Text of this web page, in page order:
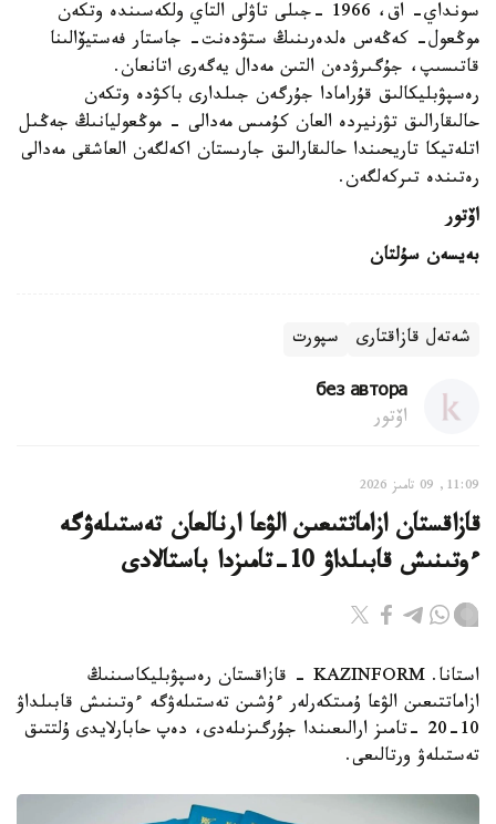
سونداي- اق، 1966 -جىلى تاۋلى التاي ولكەسىندە وتكەن
موڭعول- كەڭەس ەلدەرىنىڭ ستۋدەنت- جاستار فەستيۆالىنا
قاتىسىپ، جۇگىرۋدەن التىن مەدال يەگەرى اتانعان.
رەسپۋبليكالىق قۇرامادا جۇرگەن جىلدارى باكۋدە وتكەن
حالىقارالىق تۋرنيردە العان كۇمىس مەدالى - موڭعوليانىڭ جەڭىل
اتلەتيكا تاريحىندا حالىقارالىق جارىستان اكەلگەن العاشقى مەدالى
رەتىندە تىركەلگەن.
اۆتور
بەيسەن سۇلتان
شەتەل قازاقتارى سپورت
без автора
اۆتور
11:09, 09 تامىز 2026
قازاقستان ازاماتتىعىن الۋعا ارنالعان تەستىلەۋگە
ءوتىنىش قابىلداۋ 10-تامىزدا باستالادى
استانا. KAZINFORM - قازاقستان رەسپۋبليكاسىنىڭ
ازاماتتىعىن الۋعا ۇمىتكەرلەر ءۇشىن تەستىلەۋگە ءوتىنىش قابىلداۋ
10-20 -تامىز ارالىعىندا جۇرگىزىلەدى، دەپ حابارلايدى ۇلتتىق
تەستىلەۋ ورتالىعى.